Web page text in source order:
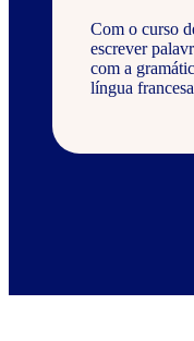
Com o curso
escrever
com a
língua